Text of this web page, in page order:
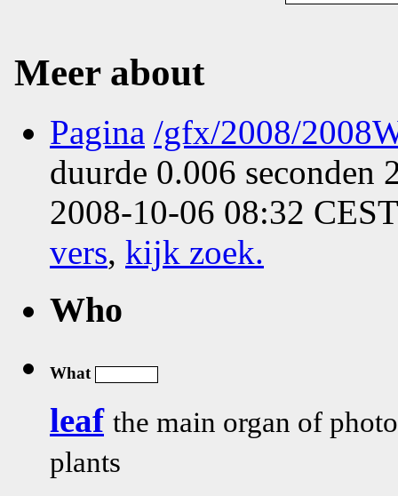
Meer about
Pagina /gfx/2008/
duurde 0.006 seconden
2008-10-06 08:32
vers, kijk zoek.
Who
What
leaf the main organ of
plants